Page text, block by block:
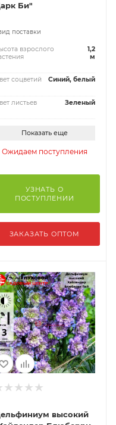
Би"
поставки
взрослого
1,2
м
соцветий Синий, белый
листьев Зеленый
Показать еще
Ожидаем поступления
УЗНАТЬ О
ПОСТУПЛЕНИИ
ЗАКАЗАТЬ ОПТОМ
высокий